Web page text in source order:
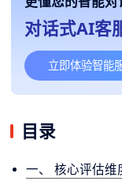
对话式AI客
立即体验智能
目录
一、 核心评估